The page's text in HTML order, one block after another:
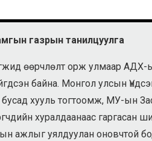
газрын танилцуулга
өөрчлөлт орж улмаар АДХ-
байна. Монгол улсын
хууль тогтоомж, МУ-ын
хуралдаанаас гаргасан
ажлыг уялдуулан оновчтой